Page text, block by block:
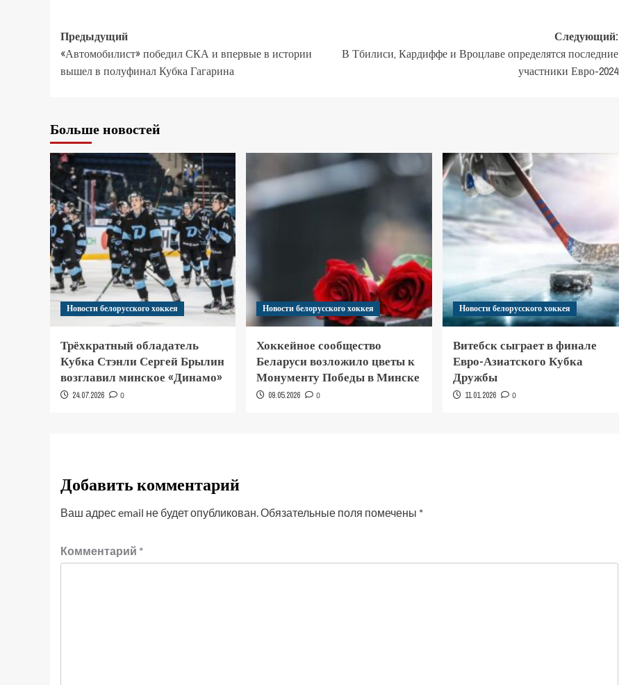
Предыдущий
«Автомобилист» победил СКА и впервые в истории
вышел в полуфинал Кубка Гагарина
Следующий:
В Тбилиси, Кардиффе и Вроцлаве определятся последние
участники Евро-2024
Больше новостей
Новости белорусского хоккея
Трёхкратный обладатель
Кубка Стэнли Сергей Брылин
возглавил минское «Динамо»
24.07.2026 0
Новости белорусского хоккея
Хоккейное сообщество
Беларуси возложило цветы к
Монументу Победы в Минске
09.05.2026 0
Новости белорусского хоккея
Витебск сыграет в финале
Евро-Азиатского Кубка
Дружбы
11.01.2026 0
Добавить комментарий
Ваш адрес email не будет опубликован.Обязательные поля помечены *
Комментарий *